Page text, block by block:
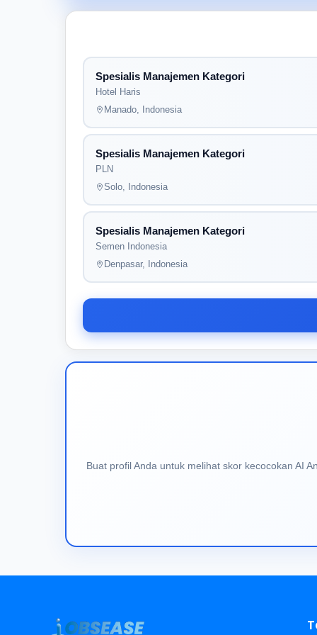
Spesialis Manajemen Kategori
Hotel Haris
Manado, Indonesia
Spesialis Manajemen Kategori
PLN
Solo, Indonesia
Spesialis Manajemen Kategori
Semen Indonesia
Denpasar, Indonesia
Buat profil Anda untuk melihat skor kecocokan AI